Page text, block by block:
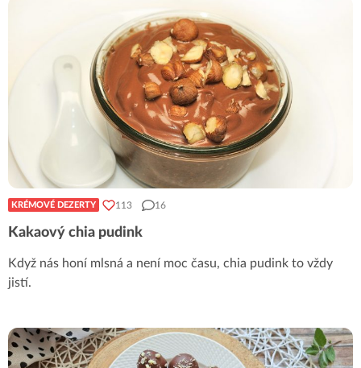
KRÉMOVÉ DEZERTY 113 16
Kakaový chia pudink
Když nás honí mlsná a není moc času, chia pudink to vždy
jistí.